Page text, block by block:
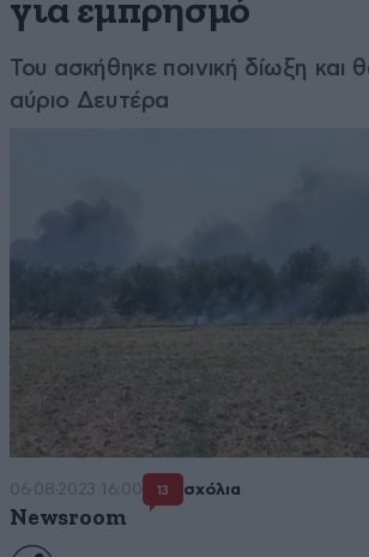
για εμπρησμό
Του ασκήθηκε ποινική δίωξη και
αύριο Δευτέρα
06·08·2023 16:00 13 σχόλια
Newsroom